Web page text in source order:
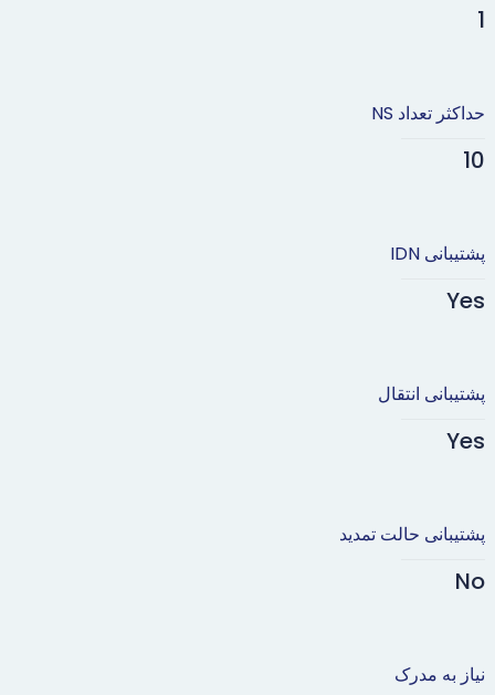
1
حداکثر تعداد NS
10
پشتیبانی IDN
Yes
پشتیبانی انتقال
Yes
پشتیبانی حالت تمدید
No
نیاز به مدرک